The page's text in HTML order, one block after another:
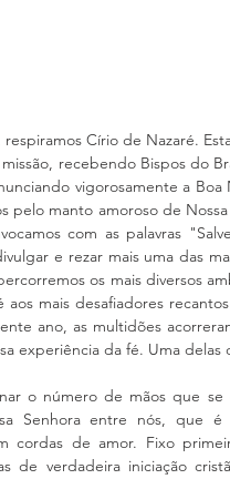
respiramos Círio de Nazaré.
recebendo Bispos do
vigorosamente a
pelo manto amoroso de
com as palavras
e rezar mais uma das
os mais diversos
aos mais desafiadores
ano, as multidões
experiência da fé. Uma delas
o número de mãos que
Senhora entre nós, que
cordas de amor. Fixo
de verdadeira iniciação